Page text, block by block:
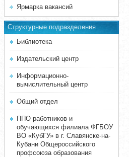
Ярмарка вакансий
Структурные подразделения
Библиотека
Издательский центр
Информационно-
вычислительный центр
Общий отдел
ППО работников и
обучающихся филиала ФГБОУ
ВО «КубГУ» в г. Славянске-на-
Кубани Общероссийского
профсоюза образования